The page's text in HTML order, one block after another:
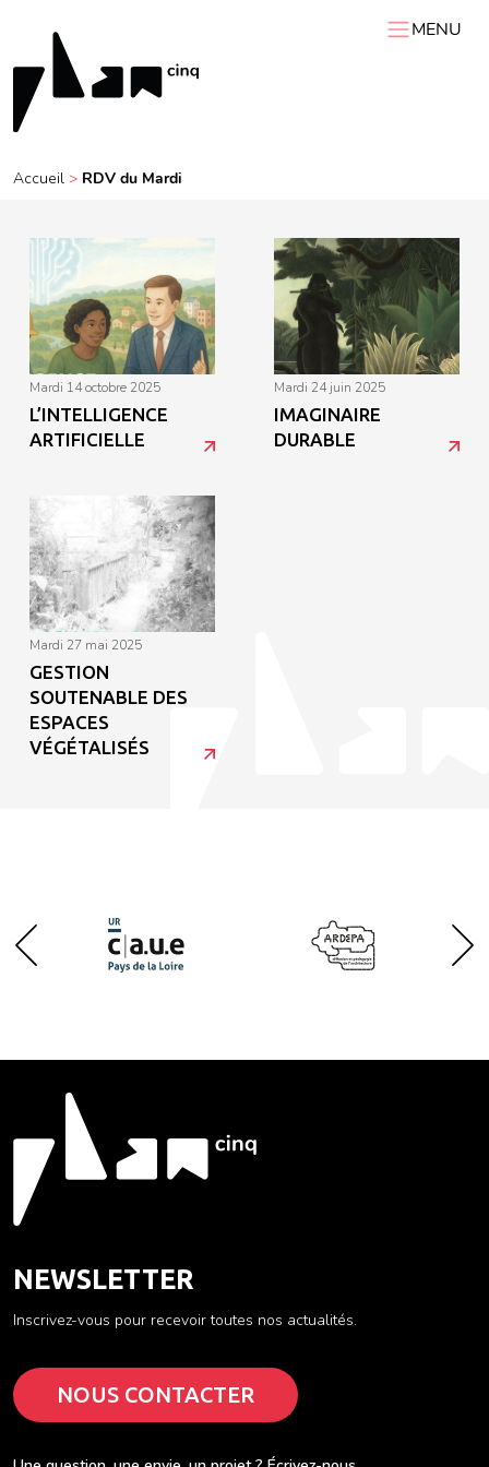
MENU
Podcasts
Conférences
Résidences
Interviews
Visites
Accueil > RDV du Mardi
mardi 14 octobre 2025
L’INTELLIGENCE
ARTIFICIELLE
mardi 24 juin 2025
IMAGINAIRE
DURABLE
mardi 27 mai 2025
GESTION
SOUTENABLE DES
ESPACES
VÉGÉTALISÉS
NEWSLETTER
Inscrivez-vous pour recevoir toutes nos actualités.
NOUS CONTACTER